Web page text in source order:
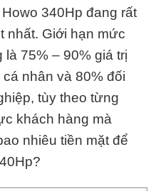
340Hp đang rất
nhất. Giới hạn mức
75% – 90% giá trị
nhân và 80% đối
tùy theo từng
khách hàng mà
nhiêu tiền mặt để